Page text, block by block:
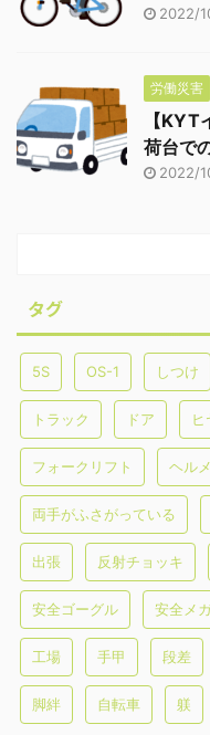
2022/
労働災害
【
荷台で
2022/
タグ
5S OS-1 しつけ
トラック ドア ヒ
フォークリフト ヘル
両手がふさがっている
出張 反射チョッキ
安全ゴーグル 安全メ
工場 手甲 段差
脚絆 自転車 躾